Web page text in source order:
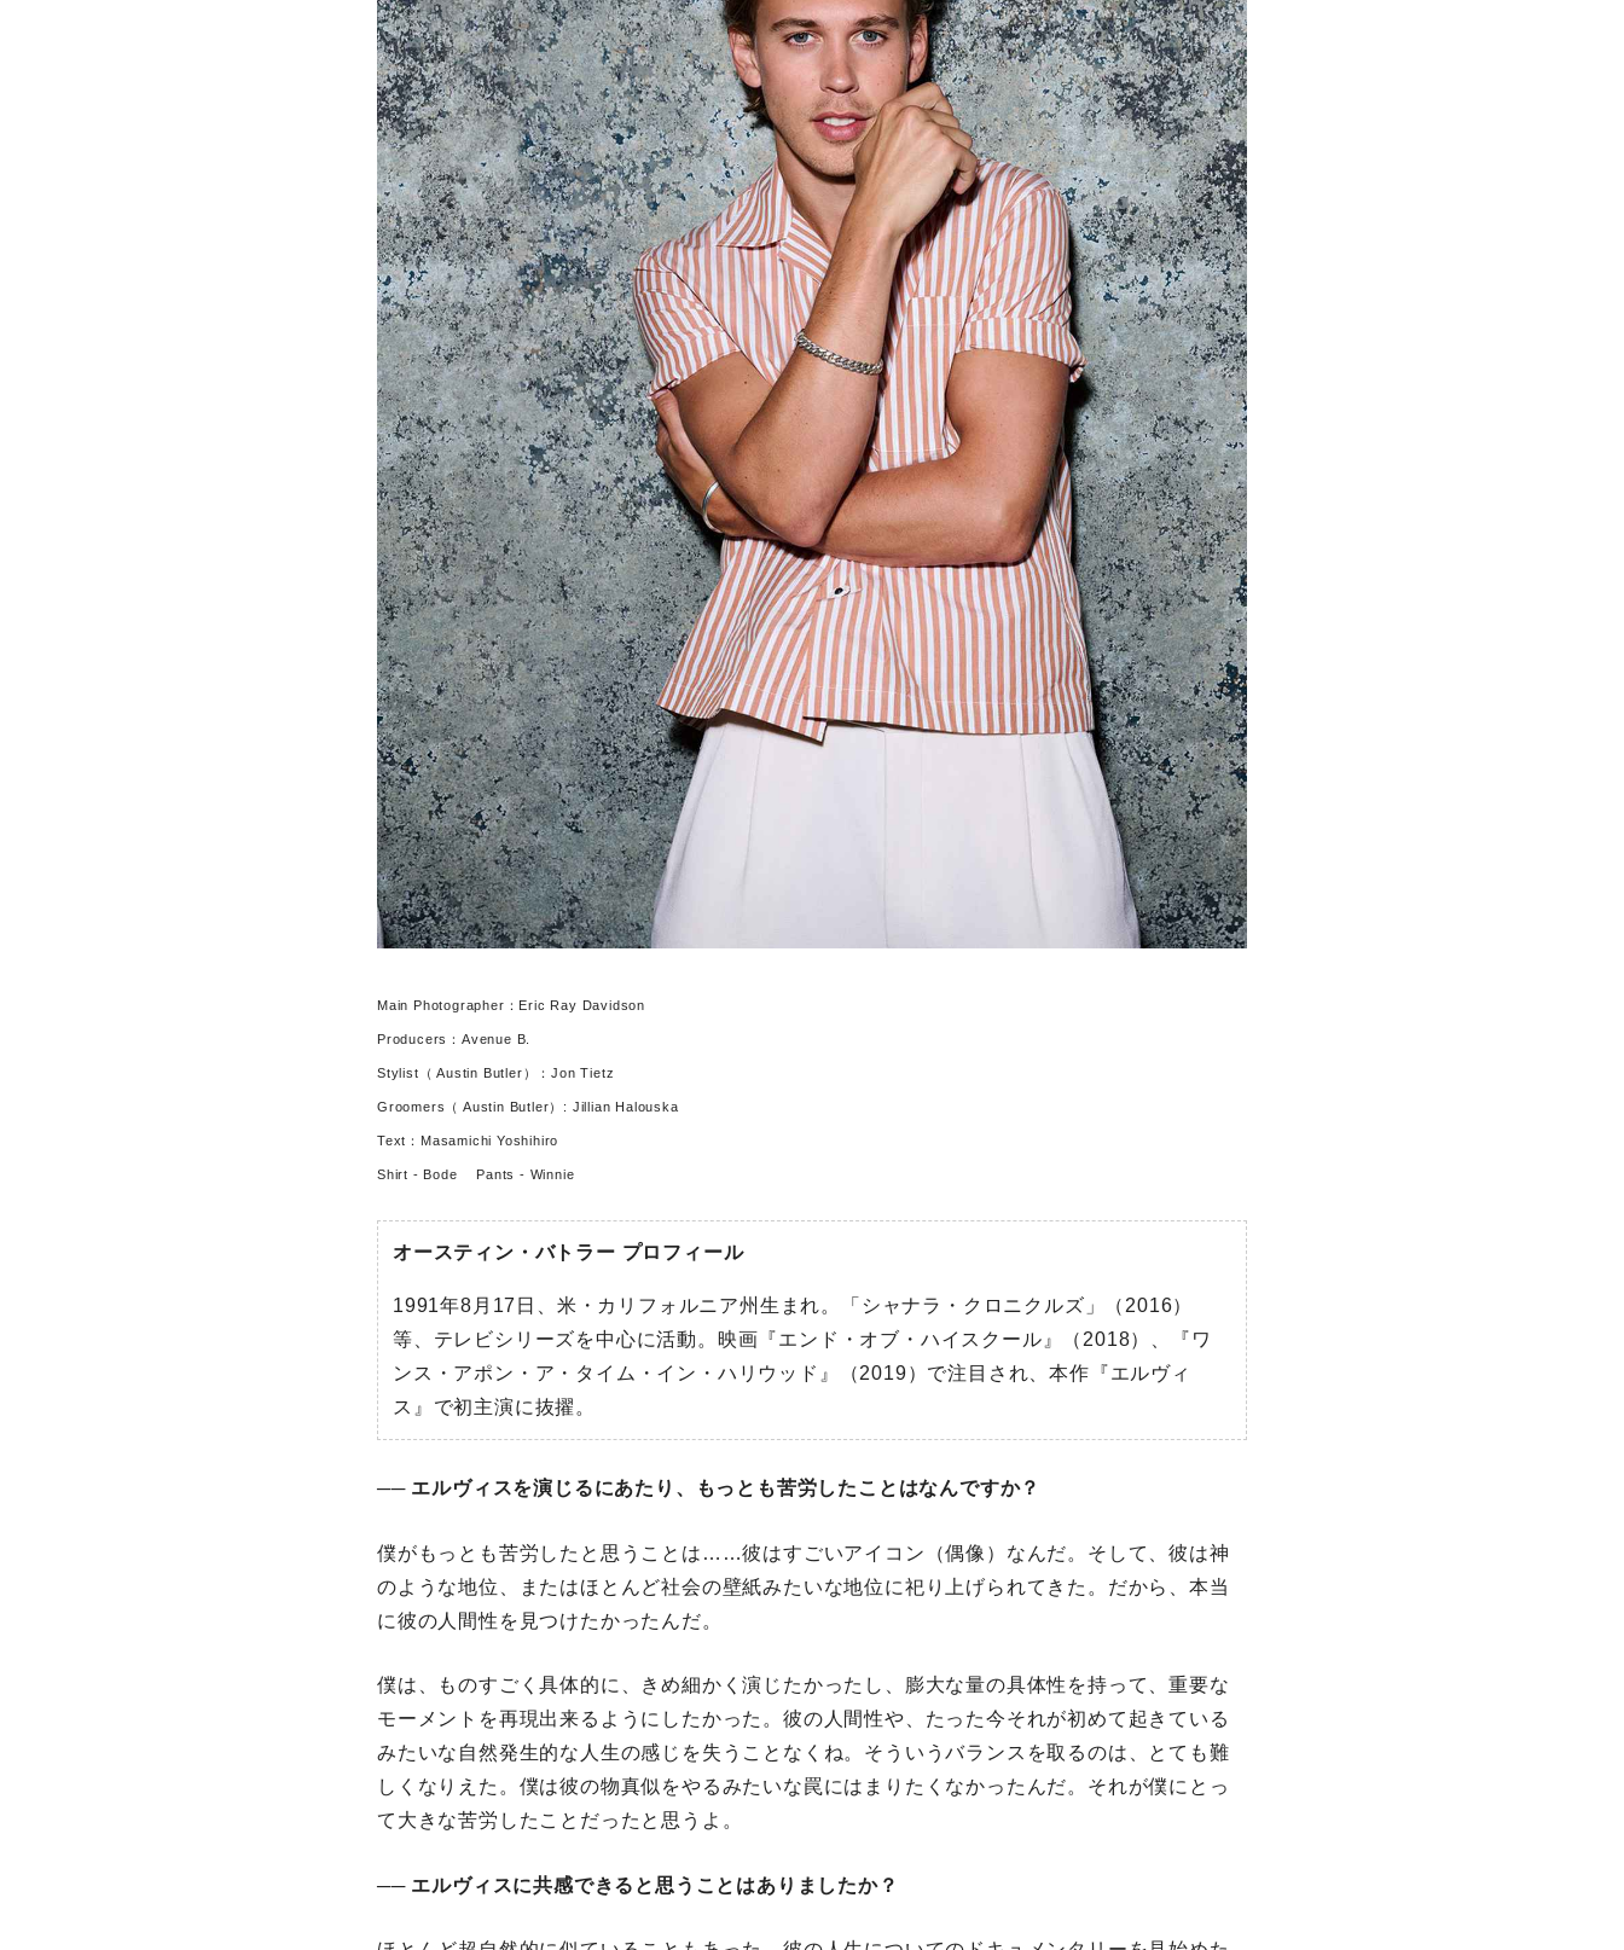
Main Photographer：Eric Ray Davidson
Producers：Avenue B.
Stylist（ Austin Butler）：Jon Tietz
Groomers（ Austin Butler）: Jillian Halouska
Text：Masamichi Yoshihiro
Shirt - Bode Pants - Winnie
オースティン・バトラー プロフィール
1991年8月17日、米・カリフォルニア州生まれ。「シャナラ・クロニクルズ」（2016）
等、テレビシリーズを中心に活動。映画『エンド・オブ・ハイスクール』（2018）、『ワ
ンス・アポン・ア・タイム・イン・ハリウッド』（2019）で注目され、本作『エルヴィ
ス』で初主演に抜擢。
── エルヴィスを演じるにあたり、もっとも苦労したことはなんですか？
僕がもっとも苦労したと思うことは……彼はすごいアイコン（偶像）なんだ。そして、彼は神
のような地位、またはほとんど社会の壁紙みたいな地位に祀り上げられてきた。だから、本当
に彼の人間性を見つけたかったんだ。
僕は、ものすごく具体的に、きめ細かく演じたかったし、膨大な量の具体性を持って、重要な
モーメントを再現出来るようにしたかった。彼の人間性や、たった今それが初めて起きている
みたいな自然発生的な人生の感じを失うことなくね。そういうバランスを取るのは、とても難
しくなりえた。僕は彼の物真似をやるみたいな罠にはまりたくなかったんだ。それが僕にとっ
て大きな苦労したことだったと思うよ。
── エルヴィスに共感できると思うことはありましたか？